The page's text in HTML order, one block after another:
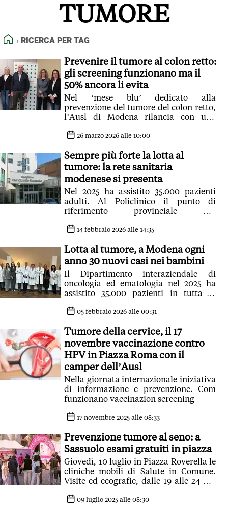
FEED RSS
NORMATIVE DEONTOLOGICHE
TERMINI e CONDIZIONI
TUMORE
HOME
RICERCA PER TAG
Prevenire il tumore al colon retto:
gli screening funzionano ma il
50% ancora li evita
Nel ‘mese blu’ dedicato alla
prevenzione del tumore del colon retto,
l’Ausl di Modena rilancia con una
screening
26 marzo 2026 alle 10:00
Sempre più forte la lotta al
tumore: la rete sanitaria
modenese si presenta
Nel 2025 ha assistito 35.000 pazienti
adulti. Al Policlinico il punto di
riferimento provinciale per
pazienti seguiti
14 febbraio 2026 alle 14:35
Lotta al tumore, a Modena ogni
anno 30 nuovi casi nei bambini
Il Dipartimento interaziendale di
oncologia ed ematologia nel 2025 ha
assistito 35.000 pazienti in tutta la
05 febbraio 2026 alle 00:31
Tumore della cervice, il 17
novembre vaccinazione contro
HPV in Piazza Roma con il
camper dell’Ausl
Nella giornata internazionale iniziativa
di informazione e prevenzione. Com
funzionano vaccinazion screening
17 novembre 2025 alle 08:33
Prevenzione tumore al seno: a
Sassuolo esami gratuiti in piazza
Giovedì, 10 luglio in Piazza Roverella le
cliniche mobili di Salute in Comune.
Visite ed ecografie, dalle 19 alle 24 per
09 luglio 2025 alle 08:30